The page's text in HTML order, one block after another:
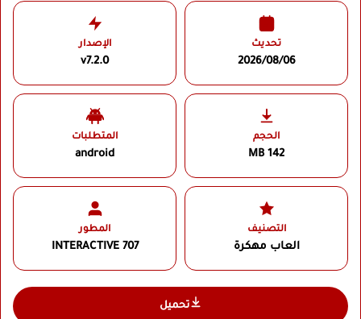
تحديث
2026/08/06
الإصدار
v7.2.0
الحجم
142 MB
المتطلبات
android
التصنيف
العاب مهكرة
المطور
707 INTERACTIVE‏
تحميل